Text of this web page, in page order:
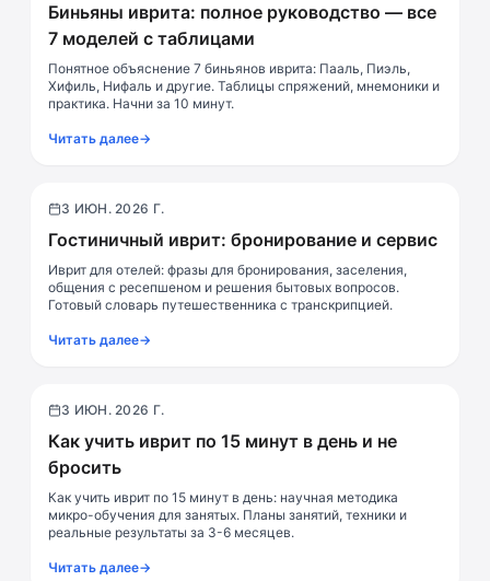
Биньяны иврита: полное руководство — все
7 моделей с таблицами
Понятное объяснение 7 биньянов иврита: Пааль, Пиэль,
Хифиль, Нифаль и другие. Таблицы спряжений, мнемоники и
практика. Начни за 10 минут.
Читать далее→
Путешествия
3 ИЮН. 2026 Г.
Гостиничный иврит: бронирование и сервис
Иврит для отелей: фразы для бронирования, заселения,
общения с ресепшеном и решения бытовых вопросов.
Готовый словарь путешественника с транскрипцией.
Читать далее→
Методики обучения
3 ИЮН. 2026 Г.
Как учить иврит по 15 минут в день и не
бросить
Как учить иврит по 15 минут в день: научная методика
микро-обучения для занятых. Планы занятий, техники и
реальные результаты за 3-6 месяцев.
Читать далее→